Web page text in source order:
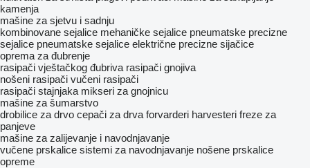
kamenja
mašine za sjetvu i sadnju
kombinovane sejalice mehaničke sejalice pneumatske precizne
sejalice pneumatske sejalice električne precizne sijačice
oprema za đubrenje
rasipači vještačkog đubriva rasipači gnojiva
nošeni rasipači vučeni rasipači
rasipači stajnjaka mikseri za gnojnicu
mašine za šumarstvo
drobilice za drvo cepači za drva forvarderi harvesteri freze za
panjeve
mašine za zaliјеvanje i navodnjavanje
vučene prskalice sistemi za navodnjavanje nošene prskalice
opreme